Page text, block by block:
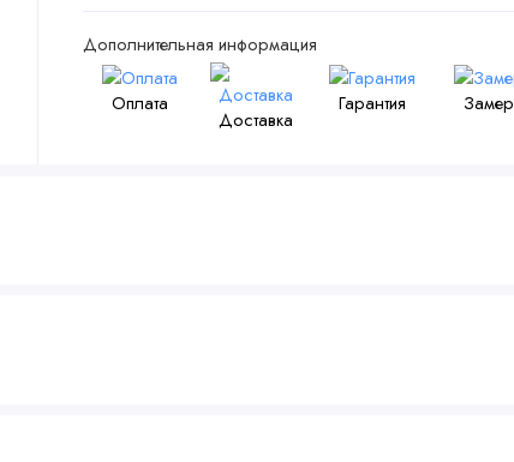
Дополнительная информация
Оплата
Доставка
Гарантия Замер